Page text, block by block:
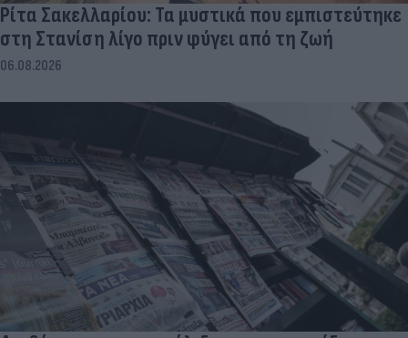
Ρίτα Σακελλαρίου: Τα μυστικά που εμπιστεύτηκε
στη Στανίση λίγο πριν φύγει από τη ζωή
06.08.2026